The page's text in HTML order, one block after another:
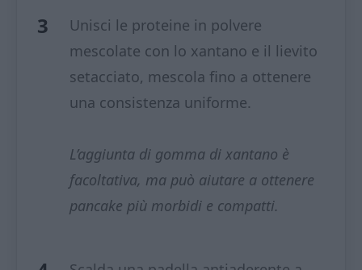
Unisci le proteine in polvere
mescolate con lo xantano e il lievito
setacciato, mescola fino a ottenere
una consistenza uniforme.
L’aggiunta di gomma di xantano è
facoltativa, ma può aiutare a ottenere
pancake più morbidi e compatti.